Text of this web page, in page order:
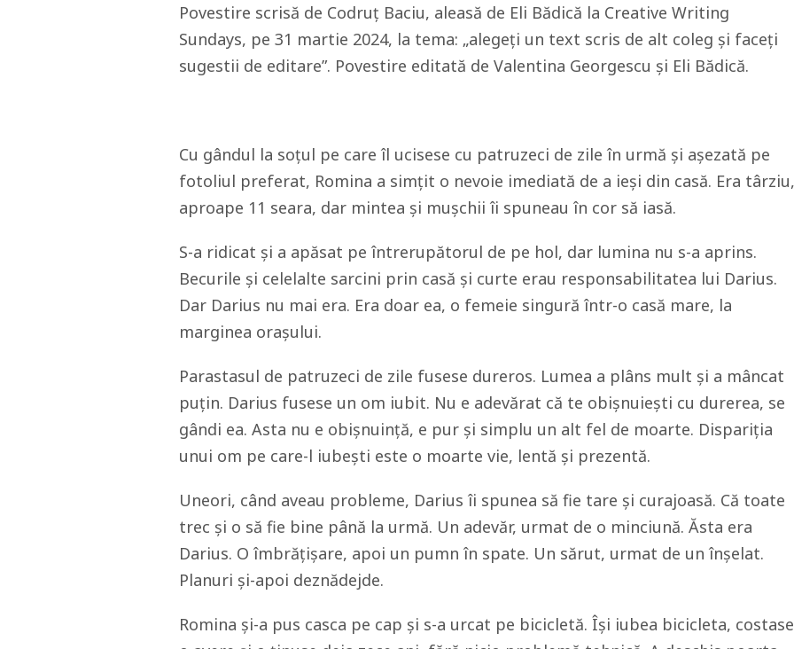
Povestire scrisă de Codruț Baciu, aleasă de Eli Bădică la Creative Writing
Sundays, pe 31 martie 2024, la tema: „alegeți un text scris de alt coleg și faceți
sugestii de editare”. Povestire editată de Valentina Georgescu și Eli Bădică.
Cu gândul la soțul pe care îl ucisese cu patruzeci de zile în urmă și așezată pe
fotoliul preferat, Romina a simțit o nevoie imediată de a ieși din casă. Era târziu,
aproape 11 seara, dar mintea și mușchii îi spuneau în cor să iasă.
S-a ridicat și a apăsat pe întrerupătorul de pe hol, dar lumina nu s-a aprins.
Becurile și celelalte sarcini prin casă și curte erau responsabilitatea lui Darius.
Dar Darius nu mai era. Era doar ea, o femeie singură într-o casă mare, la
marginea orașului.
Parastasul de patruzeci de zile fusese dureros. Lumea a plâns mult și a mâncat
puțin. Darius fusese un om iubit. Nu e adevărat că te obișnuiești cu durerea, se
gândi ea. Asta nu e obișnuință, e pur și simplu un alt fel de moarte. Dispariția
unui om pe care-l iubești este o moarte vie, lentă și prezentă.
Uneori, când aveau probleme, Darius îi spunea să fie tare și curajoasă. Că toate
trec și o să fie bine până la urmă. Un adevăr, urmat de o minciună. Ăsta era
Darius. O îmbrățișare, apoi un pumn în spate. Un sărut, urmat de un înșelat.
Planuri și-apoi deznădejde.
Romina și-a pus casca pe cap și s-a urcat pe bicicletă. Își iubea bicicleta, costase